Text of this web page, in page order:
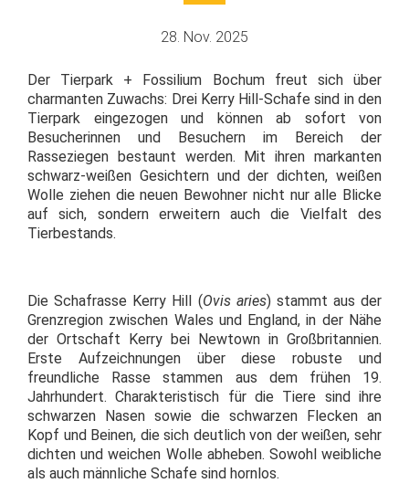
28. Nov. 2025
Der Tierpark + Fossilium Bochum freut sich über
charmanten Zuwachs: Drei Kerry Hill-Schafe sind in den
Tierpark eingezogen und können ab sofort von
Besucherinnen und Besuchern im Bereich der
Rasseziegen bestaunt werden. Mit ihren markanten
schwarz-weißen Gesichtern und der dichten, weißen
Wolle ziehen die neuen Bewohner nicht nur alle Blicke
auf sich, sondern erweitern auch die Vielfalt des
Tierbestands.
Die Schafrasse Kerry Hill (Ovis aries) stammt aus der
Grenzregion zwischen Wales und England, in der Nähe
der Ortschaft Kerry bei Newtown in Großbritannien.
Erste Aufzeichnungen über diese robuste und
freundliche Rasse stammen aus dem frühen 19.
Jahrhundert. Charakteristisch für die Tiere sind ihre
schwarzen Nasen sowie die schwarzen Flecken an
Kopf und Beinen, die sich deutlich von der weißen, sehr
dichten und weichen Wolle abheben. Sowohl weibliche
als auch männliche Schafe sind hornlos.